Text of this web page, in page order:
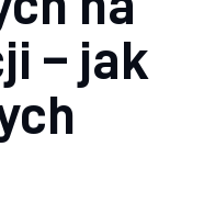
– jak